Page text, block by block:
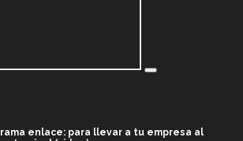
enlace: para llevar a tu empresa al